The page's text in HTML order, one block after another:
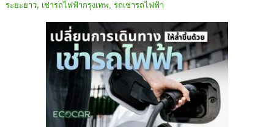
ระยะยาว, เช่ารถไฟฟ้ากรุงเทพ, รถเช่ารถไฟฟ้า